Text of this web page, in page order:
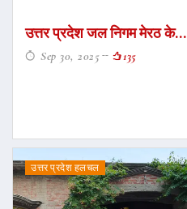
उत्तर प्रदेश जल निगम मेरठ के...
Sep 30, 2025 135
उत्तर प्रदेश हलचल